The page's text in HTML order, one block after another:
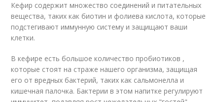
Кефир содержит множество соединений и питательных
вещества, таких как биотин и фолиева кислота, которые
подстегивают иммунную систему и защищают ваши
клетки.
В кефире есть большое количество пробиотиков ,
которые стоят на страже нашего организма, защищая
его от вредных бактерий, таких как сальмонелла и
кишечная палочка. Бактерии в этом напитке регулируют